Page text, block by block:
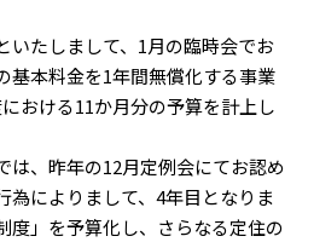
いたしまして、1月の臨時会でお
基本料金を1年間無償化する事業
おける11か月分の予算を計上し
は、昨年の12月定例会にてお認め
為によりまして、4年目となりま
度」を予算化し、さらなる定住の